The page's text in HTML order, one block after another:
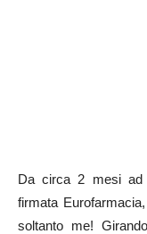
Da circa 2 mesi ad
firmata
soltanto me!